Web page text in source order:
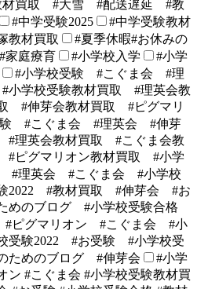
材買取 #大雪 #配送遅延 #教
#中学受験2025
#中学受験教材
教材買取
#夏季休暇#お休みの
#家庭療育 #小学校入学
#小学
#小学校受験 #こぐま会 #理
学校受験教材買取 #理英会教
#伸芽会教材買取 #ピグマリ
験 #こぐま会 #理英会 #伸芽
理英会教材買取 #こぐま会教
ピグマリオン教材買取 #小学
#理英会 #こぐま会 #小学校
2022 #教材買取 #伸芽会 #お
めのブログ #小学校受験合格
ピグマリオン #こぐま会 #小
受験2022 #お受験 #小学校受
ためのブログ #伸芽会
#小学
ン #こぐま会 #小学校受験教材買